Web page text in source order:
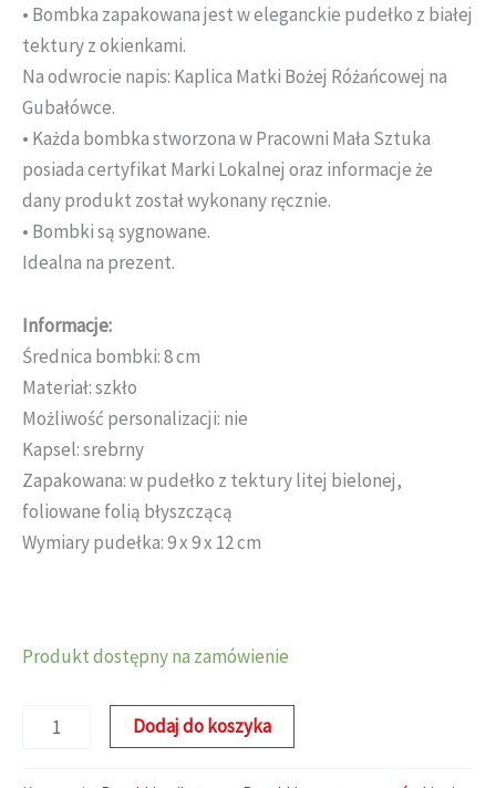
• Bombka zapakowana jest w eleganckie pudełko z białej
tektury z okienkami.
Na odwrocie napis: Kaplica Matki Bożej Różańcowej na
Gubałówce.
• Każda bombka stworzona w Pracowni Mała Sztuka
posiada certyfikat Marki Lokalnej oraz informacje że
dany produkt został wykonany ręcznie.
• Bombki są sygnowane.
Idealna na prezent.
Informacje:
Średnica bombki: 8 cm
Materiał: szkło
Możliwość personalizacji: nie
Kapsel: srebrny
Zapakowana: w pudełko z tektury litej bielonej,
foliowane folią błyszczącą
Wymiary pudełka: 9 x 9 x 12 cm
Produkt dostępny na zamówienie
ilość
na
Dodaj do koszyka